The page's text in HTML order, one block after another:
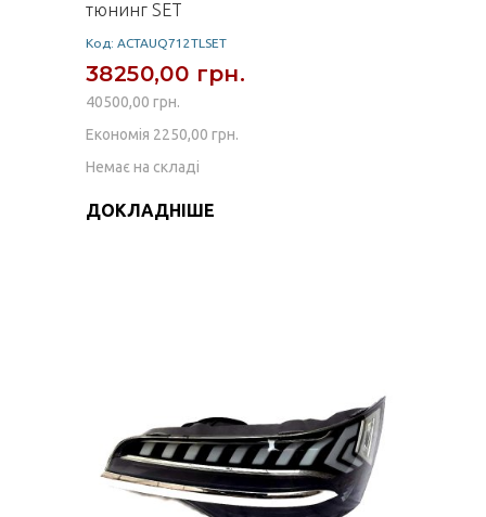
тюнинг SET
Код: ACTAUQ712TLSET
38250,00 грн.
40500,00 грн.
Економія 2250,00 грн.
Немає на складі
ДОКЛАДНІШЕ